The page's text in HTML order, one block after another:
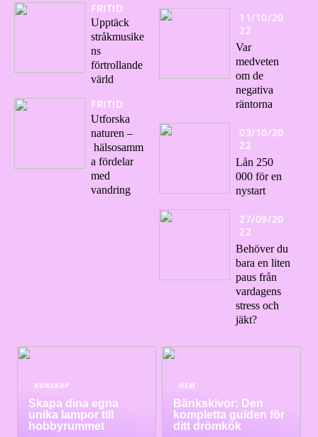
FRITID
Upptäck
stråkmusike
ns
förtrollande
värld
FRITID
Utforska
naturen –
hälsosamm
a fördelar
med
vandring
11/10/20
22
Var
medveten
om de
negativa
räntorna
03/10/20
22
Lån 250
000 för en
nystart
27/09/20
22
Behöver du
bara en liten
paus från
vardagens
stress och
jäkt?
KUNSKAP
Skapa dina egna
unika lampor till
hobbyrummet
HEM
Bänkskivor: Den
kompletta guiden för
ditt drömkök